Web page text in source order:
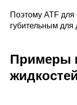
Поэтому ATF
губительным для
Примеры